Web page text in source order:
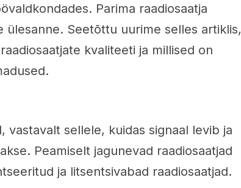
Parima raadiosaatja
ülesanne. Seetõttu uurime selles artiklis,
kvaliteeti ja millised on
vastavalt sellele, kuidas signaal levib ja
Peamiselt jagunevad raadiosaatjad
ja litsentsivabad raadiosaatjad.